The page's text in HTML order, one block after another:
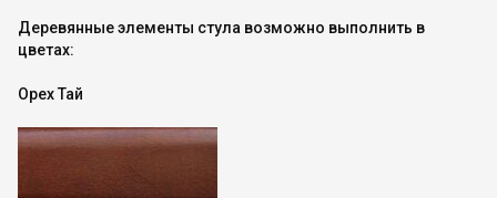
Деревянные элементы стула возможно выполнить в
цветах:
Орех Тай